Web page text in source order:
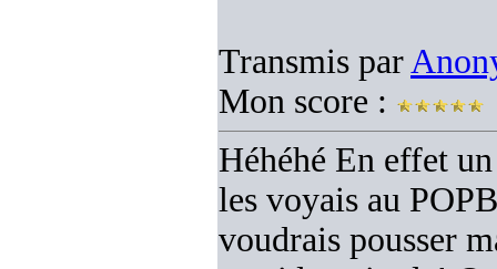
Transmis par
Mon score :
Héhéhé En effet
les voyais au
voudrais pousser